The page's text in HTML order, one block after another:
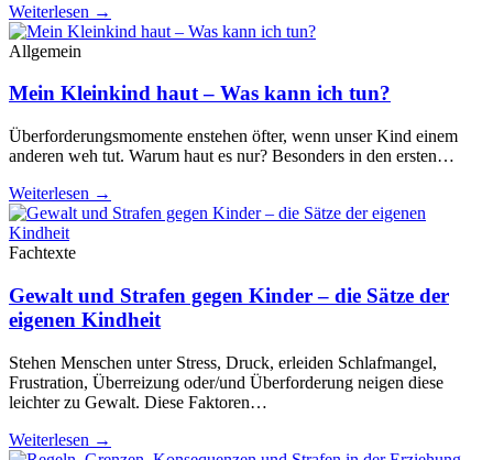
Weiterlesen →
Allgemein
Mein Kleinkind haut – Was kann ich tun?
Überforderungsmomente enstehen öfter, wenn unser Kind einem
anderen weh tut. Warum haut es nur? Besonders in den ersten…
Weiterlesen →
Fachtexte
Gewalt und Strafen gegen Kinder – die Sätze der
eigenen Kindheit
Stehen Menschen unter Stress, Druck, erleiden Schlafmangel,
Frustration, Überreizung oder/und Überforderung neigen diese
leichter zu Gewalt. Diese Faktoren…
Weiterlesen →